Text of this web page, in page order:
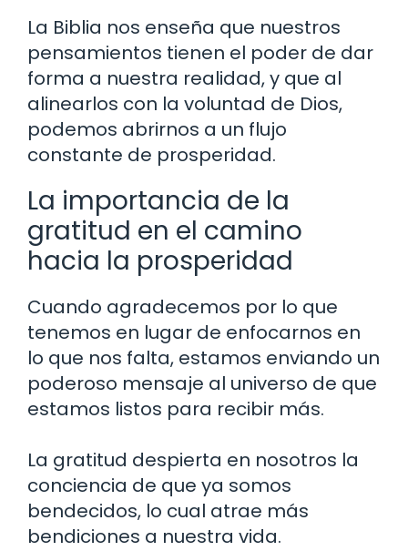
La Biblia nos enseña que nuestros
pensamientos tienen el poder de dar
forma a nuestra realidad, y que al
alinearlos con la voluntad de Dios,
podemos abrirnos a un flujo
constante de prosperidad.
La importancia de la
gratitud en el camino
hacia la prosperidad
Cuando agradecemos por lo que
tenemos en lugar de enfocarnos en
lo que nos falta, estamos enviando un
poderoso mensaje al universo de que
estamos listos para recibir más.
La gratitud despierta en nosotros la
conciencia de que ya somos
bendecidos, lo cual atrae más
bendiciones a nuestra vida.